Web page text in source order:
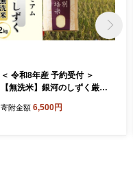
＜ 令和8年産 予約受付 ＞
【無洗米】銀河のしずく厳選
肥料）2kg 【2083】
寄附金額 6,500円